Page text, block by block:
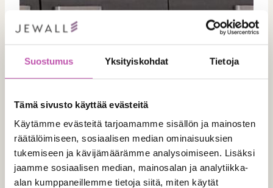
Suostumus Yksityiskohdat Tietoja
Tämä sivusto käyttää evästeitä
Käytämme evästeitä tarjoamamme sisällön ja mainosten
räätälöimiseen, sosiaalisen median ominaisuuksien
tukemiseen ja kävijämäärämme analysoimiseen. Lisäksi
jaamme sosiaalisen median, mainosalan ja analytiikka-
alan kumppaneillemme tietoja siitä, miten käytät